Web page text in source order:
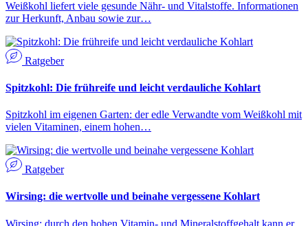
Weißkohl liefert viele gesunde Nähr- und Vitalstoffe. Informationen
zur Herkunft, Anbau sowie zur…
Ratgeber
Spitzkohl: Die frühreife und leicht verdauliche Kohlart
Spitzkohl im eigenen Garten: der edle Verwandte vom Weißkohl mit
vielen Vitaminen, einem hohen…
Ratgeber
Wirsing: die wertvolle und beinahe vergessene Kohlart
Wirsing: durch den hohen Vitamin- und Mineralstoffgehalt kann er